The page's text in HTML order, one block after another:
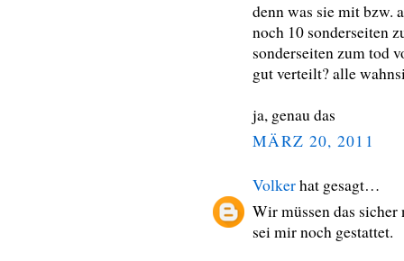
denn was sie mit bzw.
noch 10 sonderseiten
sonderseiten zum tod
gut verteilt? alle
ja, genau das
MÄRZ 20, 2011
Volkerhat gesagt…
Wir müssen das
sei mir noch gestattet.